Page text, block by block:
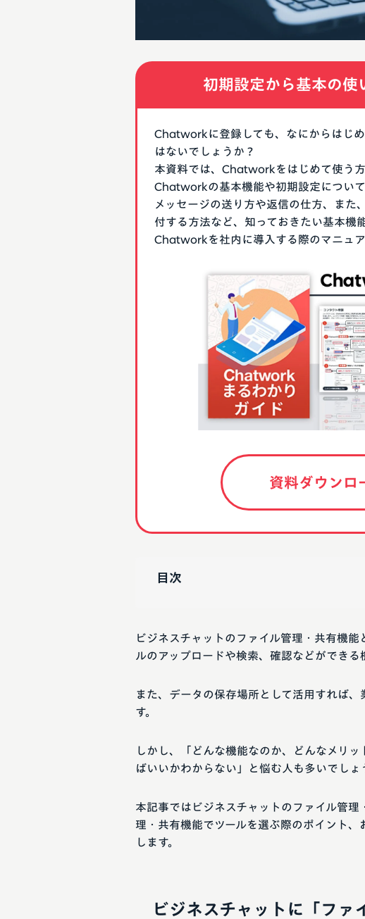
初期設定から基本の使
Chatworkに登録しても、なにからはじ
はないでしょうか？
本資料では、Chatworkをはじめて使う
Chatworkの基本機能や初期設定について
メッセージの送り方や返信の仕方、また
付する方法など、知っておきたい基本機
Chatworkを社内に導入する際のマニュ
資料ダウンロ
目次
ビジネスチャットのファイル管理・共有機
ルのアップロードや検索、確認などができる
また、データの保存場所として活用すれば
す。
しかし、「どんな機能なのか、どんなメリ
ばいいかわからない」と悩む人も多いでしょ
本記事ではビジネスチャットのファイル管
理・共有機能でツールを選ぶ際のポイント
します。
ビジネスチャットに「ファ